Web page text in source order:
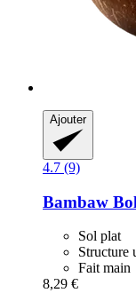
Ajouter
4.7 (9)
Bambaw
Sol plat
Structure
Fait main
8,29 €